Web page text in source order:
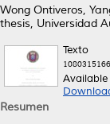
Wong Ontiveros,
thesis, Universidad
Texto
Available
Resumen